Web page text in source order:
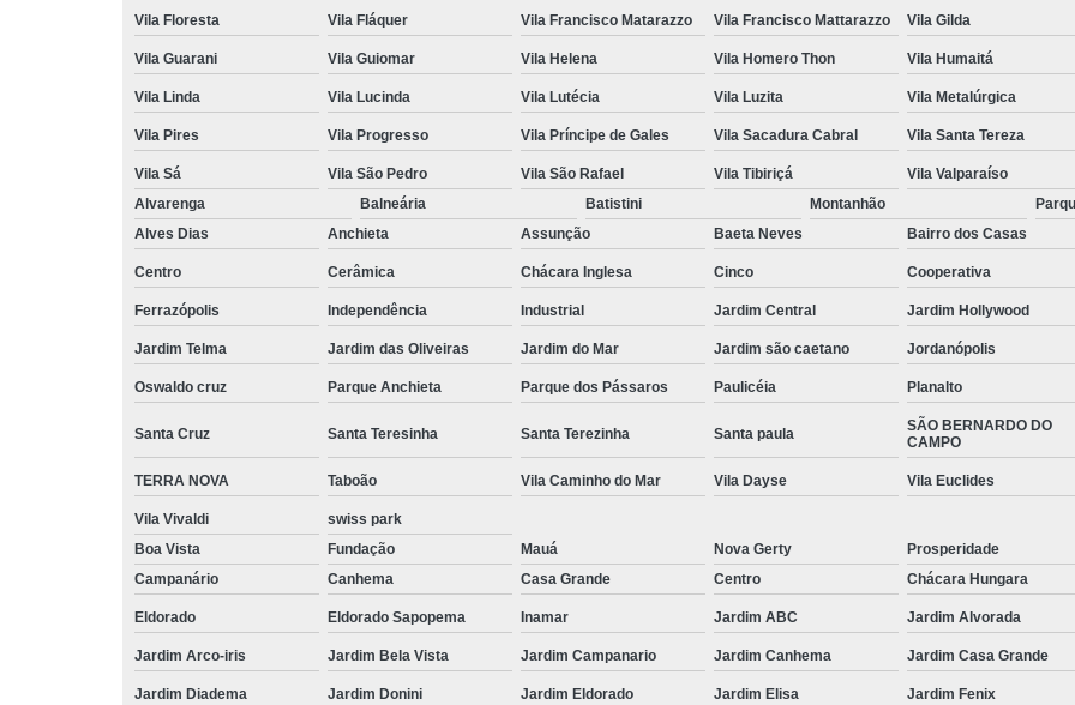
Vila Floresta Vila Fláquer Vila Francisco Matarazzo Vila Francisco Mattarazzo Vila Gilda
Vila Guarani Vila Guiomar Vila Helena Vila Homero Thon Vila Humaitá
Vila Linda Vila Lucinda Vila Lutécia Vila Luzita Vila Metalúrgica
Vila Pires Vila Progresso Vila Príncipe de Gales Vila Sacadura Cabral Vila Santa Tereza
Vila Sá Vila São Pedro Vila São Rafael Vila Tibiriçá Vila Valparaíso
Alvarenga
Balneária Batistini Montanhão
Alves Dias
Anchieta Assunção Baeta Neves Bairro dos Casas
Centro Cerâmica Chácara Inglesa Cinco Cooperativa
Ferrazópolis Independência Industrial Jardim Central Jardim Hollywood
Jardim Telma Jardim das Oliveiras Jardim do Mar Jardim são caetano Jordanópolis
Oswaldo cruz Parque Anchieta Parque dos Pássaros Paulicéia Planalto
Santa Cruz Santa Teresinha Santa Terezinha Santa paula
SÃO BERNARDO DO
CAMPO
TERRA NOVA Taboão Vila Caminho do Mar Vila Dayse Vila Euclides
Vila Vivaldi
swiss park
Boa Vista
Fundação Mauá Nova Gerty Prosperidade
Campanário
Canhema Casa Grande Centro Chácara Hungara
Eldorado Eldorado Sapopema Inamar Jardim ABC Jardim Alvorada
Jardim Arco-iris Jardim Bela Vista Jardim Campanario Jardim Canhema Jardim Casa Grande
Jardim Diadema Jardim Donini Jardim Eldorado Jardim Elisa Jardim Fenix